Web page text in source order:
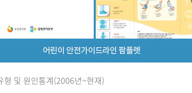
형 및 원인통계(2006년~현재)